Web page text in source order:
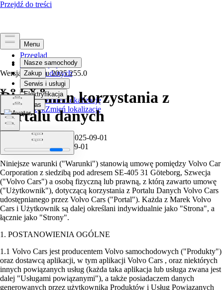
Przegląd
Informacja prawna
Ochrona danych
Wybierz językZmień lokalizację
Wybierz językZmień lokalizację
Wersja artykułu 2025.255.0
Regulamin korzystania z
portalu danych
Data wejścia w życie: 2025-09-01
Data publikacji: 2025-09-01
Niniejsze warunki ("Warunki") stanowią umowę pomiędzy Volvo Car
Corporation z siedzibą pod adresem SE-405 31 Göteborg, Szwecja
("Volvo Cars") a osobą fizyczną lub prawną, z którą zawarto umowę
("Użytkownik"), dotyczącą korzystania z Portalu Danych Volvo Cars
udostępnianego przez Volvo Cars ("Portal"). Każda z Marek Volvo
Cars i Użytkownik są dalej określani indywidualnie jako "Strona", a
łącznie jako "Strony".
1. POSTANOWIENIA OGÓLNE
1.1 Volvo Cars jest producentem Volvo samochodowych ("Produkty")
oraz dostawcą aplikacji, w tym aplikacji Volvo Cars , oraz niektórych
innych powiązanych usług (każda taka aplikacja lub usługa zwana jest
dalej "Usługami powiązanymi"), a także posiadaczem danych
generowanych przez użytkownika Produktów i Usług Powiązanych